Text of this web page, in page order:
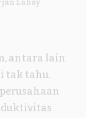
Lahay
antara lain
tak tahu.